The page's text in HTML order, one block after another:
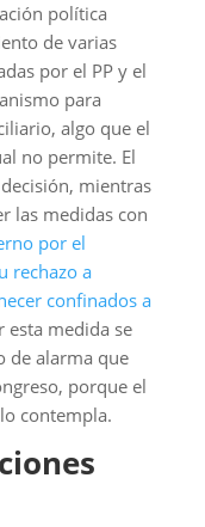
política
de varias
por el PP y el
para
algo que el
no permite. El
mientras
las medidas con
por el
rechazo a
confinados a
esta medida se
de alarma que
porque el
contempla.